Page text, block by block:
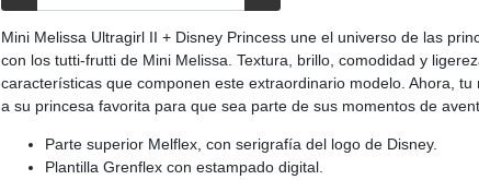
Mini Melissa Ultragirl II + Disney Princess une el universo de las
con los tutti-frutti de Mini Melissa. Textura, brillo, comodidad y
características que componen este extraordinario modelo. Ahora, tu
a su princesa favorita para que sea parte de sus momentos de
Parte superior Melflex, con serigrafía del logo de Disney.
Plantilla Grenflex con estampado digital.